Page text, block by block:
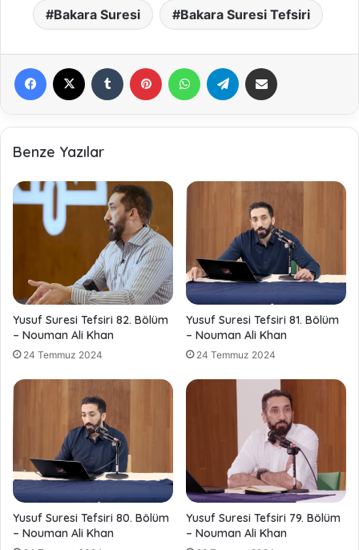
Bakara Suresi Bakara Suresi Tefsiri
Benze Yazılar
Yusuf Suresi Tefsiri 82. Bölüm
– Nouman Ali Khan
24 Temmuz 2024
Yusuf Suresi Tefsiri 81. Bölüm
– Nouman Ali Khan
24 Temmuz 2024
Yusuf Suresi Tefsiri 80. Bölüm
– Nouman Ali Khan
Yusuf Suresi Tefsiri 79. Bölüm
– Nouman Ali Khan